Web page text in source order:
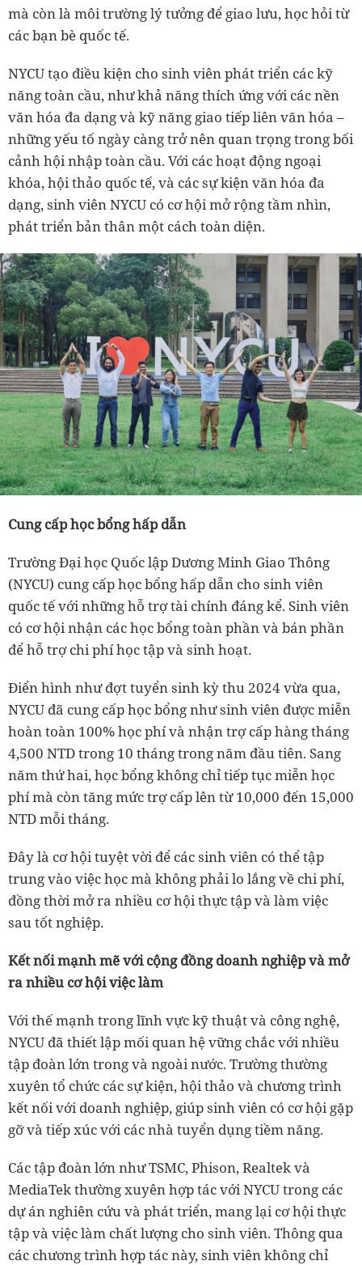
mà còn là môi trường lý tưởng để giao lưu, học hỏi từ
các bạn bè quốc tế.
NYCU tạo điều kiện cho sinh viên phát triển các kỹ
năng toàn cầu, như khả năng thích ứng với các nền
văn hóa đa dạng và kỹ năng giao tiếp liên văn hóa –
những yếu tố ngày càng trở nên quan trọng trong bối
cảnh hội nhập toàn cầu. Với các hoạt động ngoại
khóa, hội thảo quốc tế, và các sự kiện văn hóa đa
dạng, sinh viên NYCU có cơ hội mở rộng tầm nhìn,
phát triển bản thân một cách toàn diện.
Cung cấp học bổng hấp dẫn
Trường Đại học Quốc lập Dương Minh Giao Thông
(NYCU) cung cấp học bổng hấp dẫn cho sinh viên
quốc tế với những hỗ trợ tài chính đáng kể. Sinh viên
có cơ hội nhận các học bổng toàn phần và bán phần
để hỗ trợ chi phí học tập và sinh hoạt.
Điển hình như đợt tuyển sinh kỳ thu 2024 vừa qua,
NYCU đã cung cấp học bổng như sinh viên được miễn
hoàn toàn 100% học phí và nhận trợ cấp hàng tháng
4,500 NTD trong 10 tháng trong năm đầu tiên. Sang
năm thứ hai, học bổng không chỉ tiếp tục miễn học
phí mà còn tăng mức trợ cấp lên từ 10,000 đến 15,000
NTD mỗi tháng.
Đây là cơ hội tuyệt vời để các sinh viên có thể tập
trung vào việc học mà không phải lo lắng về chi phí,
đồng thời mở ra nhiều cơ hội thực tập và làm việc
sau tốt nghiệp.
Kết nối mạnh mẽ với cộng đồng doanh nghiệp và mở
ra nhiều cơ hội việc làm
Với thế mạnh trong lĩnh vực kỹ thuật và công nghệ,
NYCU đã thiết lập mối quan hệ vững chắc với nhiều
tập đoàn lớn trong và ngoài nước. Trường thường
xuyên tổ chức các sự kiện, hội thảo và chương trình
kết nối với doanh nghiệp, giúp sinh viên có cơ hội gặp
gỡ và tiếp xúc với các nhà tuyển dụng tiềm năng.
Các tập đoàn lớn như TSMC, Phison, Realtek và
MediaTek thường xuyên hợp tác với NYCU trong các
dự án nghiên cứu và phát triển, mang lại cơ hội thực
tập và việc làm chất lượng cho sinh viên. Thông qua
các chương trình hợp tác này, sinh viên không chỉ